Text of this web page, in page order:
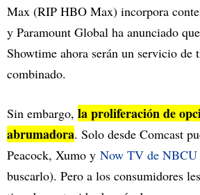
Max (RIP HBO Max) incorpora
y Paramount Global ha anunciado
Showtime ahora serán un servicio de
combinado.
Sin embargo, la proliferación de
abrumadora. Solo desde Comcast
Peacock, Xumo y Now TV de NBCU
buscarlo). Pero a los consumidores